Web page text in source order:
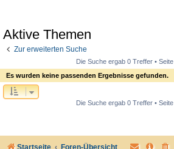
Aktive Themen
Zur erweiterten Suche
Die Suche ergab 0 Treffer • Seite
Es wurden keine passenden Ergebnisse gefunden.
Die Suche ergab 0 Treffer • Seite